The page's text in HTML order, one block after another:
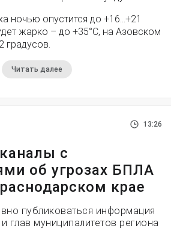
ночью опустится до +16…+21
жарко – до +35°С, на Азовском
Читать далее
13:26
с
об угрозах БПЛА
крае
публиковаться информация
глав муниципалитетов региона